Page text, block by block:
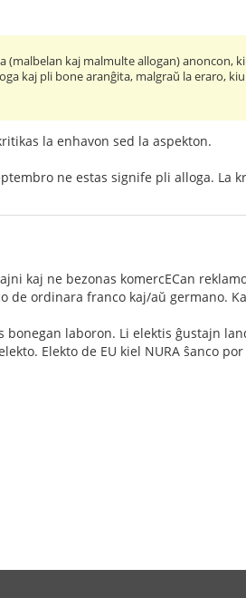
(malbelan kaj malmulte allogan) anoncon,
kaj pli bone aranĝita, malgraŭ la eraro,
la enhavon sed la aspekton.
ne estas signife pli alloga. La
kaj ne bezonas komercECan
de ordinara franco kaj/aŭ germano.
bonegan laboron. Li elektis ĝustajn
Elekto de EU kiel NURA ŝanco